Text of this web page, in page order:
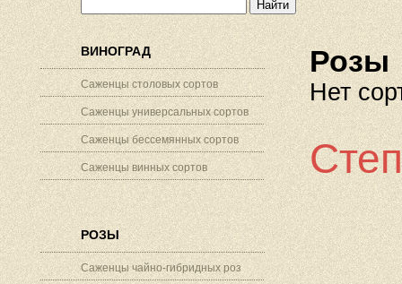
ВИНОГРАД
Саженцы столовых сортов
Саженцы универсальных сортов
Саженцы бессемянных сортов
Саженцы винных сортов
РОЗЫ
Саженцы чайно-гибридных роз
Розы
Нет